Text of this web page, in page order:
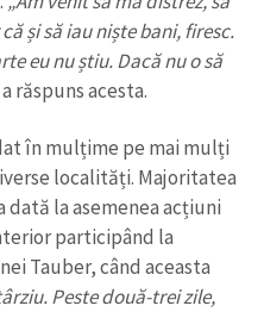
și să iau niște bani, firesc.
eu nu știu. Dacă nu o să
a răspuns acesta.
în mulțime pe mai mulți
localități. Majoritatea
la asemenea acțiuni
participând la
Tauber, când aceasta
Peste două-trei zile,